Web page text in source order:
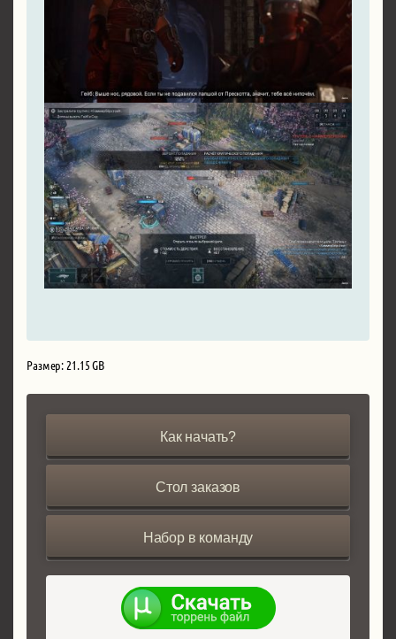
Размер: 21.15 GB
Как начать?
Стол заказов
Набор в команду